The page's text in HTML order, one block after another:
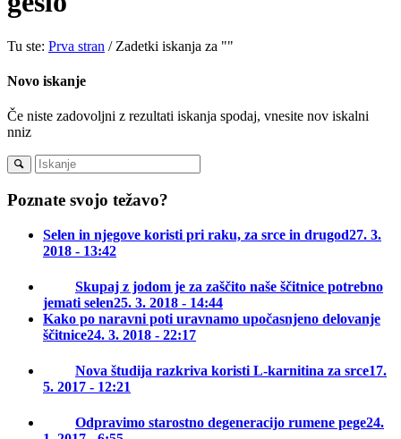
Tu ste: Prva stran / Zadetki iskanja za ""
Novo iskanje
Če niste zadovoljni z rezultati iskanja spodaj, vnesite nov iskalni
nniz
Poznate svojo težavo?
Selen in njegove koristi pri raku, za srce in drugod27. 3.
2018 - 13:42
Skupaj z jodom je za zaščito naše ščitnice potrebno
jemati selen25. 3. 2018 - 14:44
Kako po naravni poti uravnamo upočasnjeno delovanje
ščitnice24. 3. 2018 - 22:17
Nova študija razkriva koristi L-karnitina za srce17.
5. 2017 - 12:21
Odpravimo starostno degeneracijo rumene pege24.